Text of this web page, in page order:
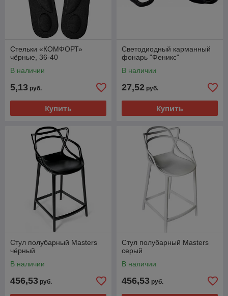
Стельки «КОМФОРТ»
чёрные, 36-40
В наличии
5,13 руб.
Купить
Светодиодный карманный
фонарь "Феникс"
В наличии
27,52 руб.
Купить
Стул полубарный Masters
чёрный
В наличии
456,53 руб.
Стул полубарный Masters
серый
В наличии
456,53 руб.